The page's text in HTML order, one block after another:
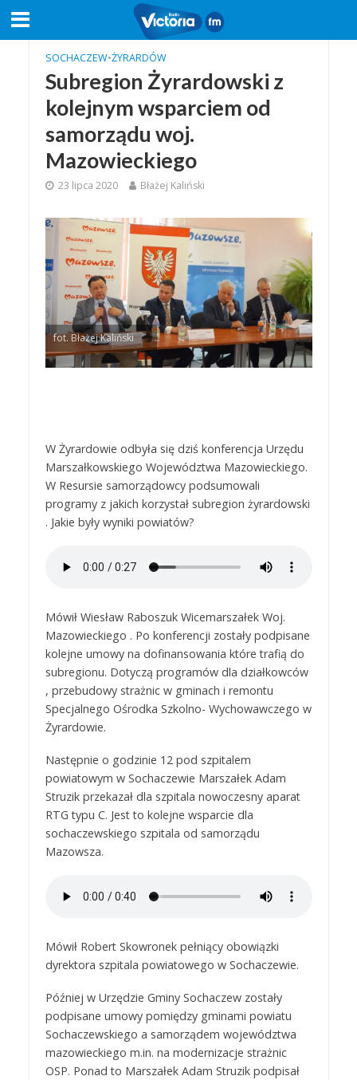
SOCHACZEW•ŻYRARDÓW
Subregion Żyrardowski z
kolejnym wsparciem od
samorządu woj.
Mazowieckiego
23 lipca 2020 Błażej Kaliński
fot. Błażej Kaliński
W Żyrardowie odbyła się dziś konferencja Urzędu
Marszałkowskiego Województwa Mazowieckiego.
W Resursie samorządowcy podsumowali
programy z jakich korzystał subregion żyrardowski
. Jakie były wyniki powiatów?
Mówił Wiesław Raboszuk Wicemarszałek Woj.
Mazowieckiego . Po konferencji zostały podpisane
kolejne umowy na dofinansowania które trafią do
subregionu. Dotyczą programów dla działkowców
, przebudowy strażnic w gminach i remontu
Specjalnego Ośrodka Szkolno- Wychowawczego w
Żyrardowie.
Następnie o godzinie 12 pod szpitalem
powiatowym w Sochaczewie Marszałek Adam
Struzik przekazał dla szpitala nowoczesny aparat
RTG typu C. Jest to kolejne wsparcie dla
sochaczewskiego szpitala od samorządu
Mazowsza.
Mówił Robert Skowronek pełniący obowiązki
dyrektora szpitala powiatowego w Sochaczewie.
Później w Urzędzie Gminy Sochaczew zostały
podpisane umowy pomiędzy gminami powiatu
Sochaczewskiego a samorządem województwa
mazowieckiego m.in. na modernizacje strażnic
OSP. Ponad to Marszałek Adam Struzik podpisał